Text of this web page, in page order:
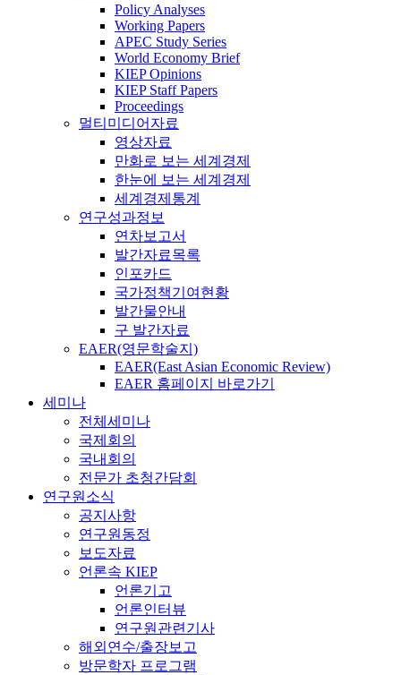
Policy Analyses
Working Papers
APEC Study Series
World Economy Brief
KIEP Opinions
KIEP Staff Papers
Proceedings
멀티미디어자료
영상자료
만화로 보는 세계경제
한눈에 보는 세계경제
세계경제통계
연구성과정보
연차보고서
발간자료목록
인포카드
국가정책기여현황
발간물안내
구 발간자료
EAER(영문학술지)
EAER(East Asian Economic Review)
EAER 홈페이지 바로가기
세미나
전체세미나
국제회의
국내회의
전문가 초청간담회
연구원소식
공지사항
연구원동정
보도자료
언론속 KIEP
언론기고
언론인터뷰
연구원관련기사
해외연수/출장보고
방문학자 프로그램